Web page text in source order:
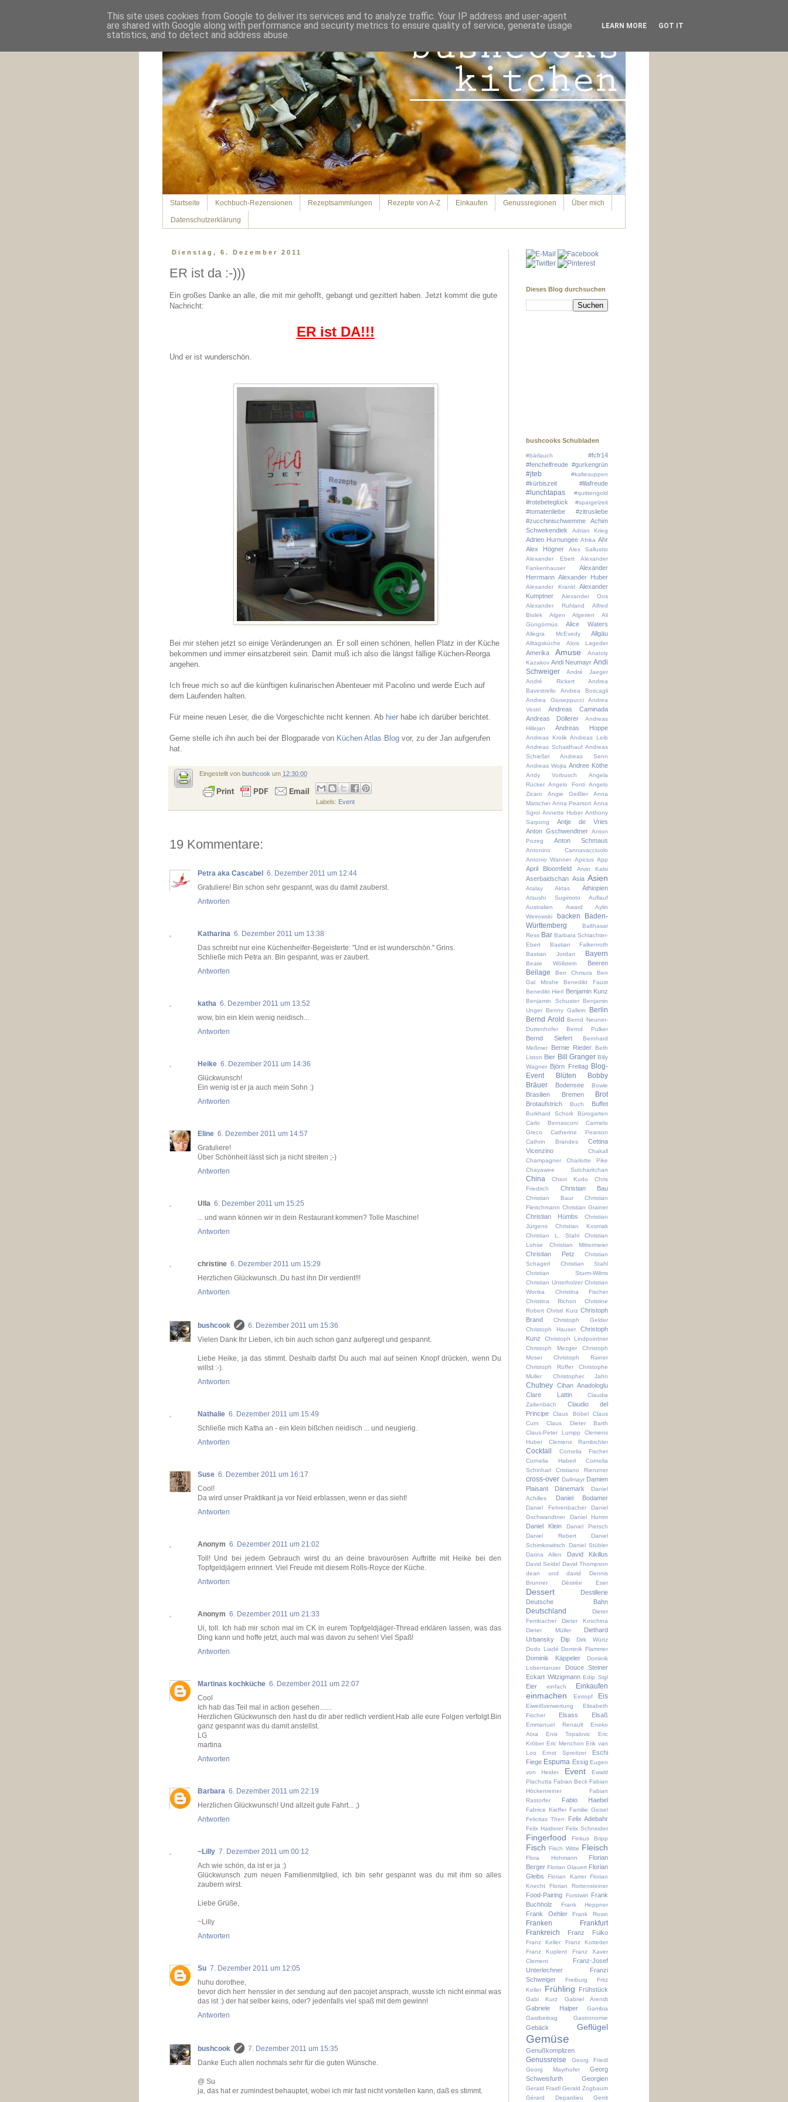
Startseite Kochbuch-Rezensionen Rezeptsammlungen Rezepte von A-Z Einkaufen Genussregionen Über mich
Datenschutzerklärung
Dienstag, 6. Dezember 2011
ER ist da :-)))
Ein großes Danke an alle, die mit mir gehofft, gebangt und gezittert haben. Jetzt kommt die gute
Nachricht:
ER ist DA!!!
Und er ist wunderschön.
Bei mir stehen jetzt so einige Veränderungen an. Er soll einen schönen, hellen Platz in der Küche
bekommen und immer einsatzbereit sein. Damit muß ich also die längst fällige Küchen-Reorga
angehen.
Ich freue mich so auf die künftigen kulinarischen Abenteuer mit Pacolino und werde Euch auf
dem Laufenden halten.
Für meine neuen Leser, die die Vorgeschichte nicht kennen. Ab hier habe ich darüber berichtet.
Gerne stelle ich ihn auch bei der Blogparade von Küchen Atlas Blog vor, zu der Jan aufgerufen
hat.
Eingestellt von bushcook um 12:30:00
Labels: Event
19 Kommentare:
Petra aka Cascabel 6. Dezember 2011 um 12:44
Gratuliere! Bin schon sehr gespannt, was du damit zauberst.
Antworten
Katharina 6. Dezember 2011 um 13:38
Das schreibt nur eine Küchenhelfer-Begeisterte: "Und er ist wunderschön." Grins.
Schließe mich Petra an. Bin gespannt, was er zaubert.
Antworten
katha 6. Dezember 2011 um 13:52
wow, bin ein klein wenig neidisch...
Antworten
Heike 6. Dezember 2011 um 14:36
Glückwunsch!
Ein wenig ist er ja auch mein Sohn :)
Antworten
Eline 6. Dezember 2011 um 14:57
Gratuliere!
Über Schönheit lässt sich ja nicht streiten ;-)
Antworten
Ulla 6. Dezember 2011 um 15:25
... und wann können wir in dein Restaurant kommen? Tolle Maschine!
Antworten
christine 6. Dezember 2011 um 15:29
Herzlichen Glückwunsch..Du hast ihn Dir verdient!!!
Antworten
bushcook
6. Dezember 2011 um 15:36
Vielen Dank Ihr Lieben, ich bin auch schon ganz aufgeregt und gespannt.
Liebe Heike, ja das stimmt. Deshalb darfst Du auch mal auf seinen Knopf drücken, wenn Du
willst :-).
Antworten
Nathalie 6. Dezember 2011 um 15:49
Schließe mich Katha an - ein klein bißchen neidisch ... und neugierig.
Antworten
Suse 6. Dezember 2011 um 16:17
Cool!
Da wird unser Praktikant ja vor Neid erblassen, wenn er das sieht!
Antworten
Anonym 6. Dezember 2011 um 21:02
Toll! Und bei jedem Gebrauch wirst du an deine bravourösen Auftritte mit Heike bei den
Topfgeldjägern erinnert. Viel Freude mit diesem Rolls-Royce der Küche.
Antworten
Anonym 6. Dezember 2011 um 21:33
Ui, toll. Ich hab mir schon mal im CK in eurem Topfgeldjäger-Thread erklären lassen, was das
Ding kann und hoffe jetzt, auch mal was davon zu sehen! Viel Spaß!
Antworten
Martinas kochküche 6. Dezember 2011 um 22:07
Cool
Ich hab das Teil mal in action gesehen.......
Herzlichen Glückwunsch den hast du dir aber redlich verdient.Hab alle eure Folgen verfolgt.Bin
ganz gespannt was du damit anstellst.
LG
martina
Antworten
Barbara 6. Dezember 2011 um 22:19
Herzlichen Glückwunsch! Und allzeit gute Fahrt... ;)
Antworten
~Lilly 7. Dezember 2011 um 00:12
Ach wie schön, da ist er ja :)
Glückwunsch zum neuen Familienmitglied, ich bin sehr gespannt was du mit ihm so alles
zaubern wirst.
Liebe Grüße,
~Lilly
Antworten
Su 7. Dezember 2011 um 12:05
huhu dorothee,
bevor dich herr henssler in der sendung auf den pacojet ansprach, wusste ich nicht einmal was
das ist :) der hat selber keins, oder? jedenfalls viel spaß mit dem gewinn!
Antworten
bushcook
7. Dezember 2011 um 15:35
Danke Euch allen nochmals sehr für die guten Wünsche.
@ Su
ja, das hat er zumindest behauptet, wobei ich mir fast nicht vorstellen kann, daß es stimmt.
Dieses Blog durchsuchen
bushcooks Schubladen
#bärlauch
#fcfr14
#fenchelfreude #gurkengrün
#jteb #kaltesuppen
#kürbiszeit #lilafreude
#lunchtapas #quittengold
#rotebeteglück #spargelzeit
#tomatenliebe
#zitrusliebe
#zucchinischwemme
Achim
Schwekendiek
Adrian Krieg
Adrien Hurnungee Afrika Ahr
Alex Högner
Alex Sallustio
Alexander Ebert
Alexander
Fankenhauser
Alexander
Herrmann Alexander Huber
Alexander Krankl
Alexander
Kumptner
Alexander Oos
Alexander Ruhland
Alfred
Biolek
Algen Algerien
Ali
Güngörmüs
Alice Waters
Allegra McEvedy Allgäu
Alltagsküche Alois Lageder
Amerika Amuse
Anatoly
Kazakov Andi Neumayr Andi
Schweiger
André Jaeger
André Rickert
Andrea
Bavestrello
Andrea Boscagli
Andrea Giuseppucci
Andrea
Vestri
Andreas Caminada
Andreas Döllerer
Andreas
Hillejan
Andreas Hoppe
Andreas Krolik Andreas Leib
Andreas Schaidhauf Andreas
Schießel
Andreas Senn
Andreas Wojta Andree Köthe
Andy Vorbusch
Angela
Rücker Angelo Fonti Angelo
Zicaro
Angie Geißler
Anna
Matscher Anna Pearson Anna
Sgroi Annette Huber Anthony
Sarpong
Antje de Vries
Anton Gschwendtner Anton
Pozeg
Anton Schmaus
Antonino Cannavacciuolo
Antonio Wanner Apicius App
April Bloomfield Arvin Kalsi
Aserbaidschan Asia Asien
Atalay Aktas Äthiopien
Atsushi Sugimoto
Auflauf
Australien
Award
Aylin
Weirowski
backen
Baden-
Württemberg
Balthasar
Ress Bar Barbara Schlachter-
Ebert
Bastian Falkenroth
Bastian Jordan
Bayern
Beate Wöllstein Beeren
Beilage Ben Chmura
Ben
Gal Moshe
Benedikt Faust
Benedikt Hierl Benjamin Kunz
Benjamin Schuster
Benjamin
Unger
Benny Gallein
Berlin
Bernd Arold Bernd Neuner-
Duttenhofer
Bernd Pulker
Bernd Siefert
Bernhard
Meßmer
Bernie Rieder
Beth
Liston Bier Bill Granger Billy
Wagner Björn Freitag Blog-
Event
Blüten
Bobby
Bräuer
Bodensee Bowle
Brasilien Bremen Brot
Brotaufstrich Buch Buffet
Burkhard Schork
Bürogarten
Carlo Bernasconi
Carmelo
Greco
Catherine Pearson
Cathrin Brandes
Cettina
Vicenzino
Chakall
Champagner
Charlotte Pike
Chayawee Sutcharitchan
China Chiori Kudo
Chris
Friedrich
Christian Bau
Christian Baur
Christian
Fleischmann Christian Grainer
Christian Hümbs
Christian
Jürgens
Christian Kosmak
Christian L. Stahl
Christian
Lohse
Christian Mittermeier
Christian Petz
Christian
Schagerl
Christian Stahl
Christian Sturm-Wilms
Christian Unterholzer Christian
Wonka
Christina Fischer
Christina Richon
Christine
Robert Christl Kurz Christoph
Brand
Christoph Gelder
Christoph Hauser
Christoph
Kunz
Christoph Lindpointner
Christoph Mezger
Christoph
Moser
Christoph Rainer
Christoph Rüffer
Christophe
Muller
Christopher Jahn
Chutney Cihan Anadologlu
Clare Lattin
Claudia
Zaltenbach
Claudio del
Principe
Claus Böbel
Claus
Curn
Claus Dieter Barth
Claus-Peter Lumpp
Clemens
Huber
Clemens Rambichler
Cocktail
Cornelia Fischer
Cornelia Haberl
Cornelia
Schinharl
Cristiano Rienzner
cross-over Dallmayr Damien
Plaisant
Dänemark
Daniel
Achilles
Daniel Bodamer
Daniel Fehrenbacher
Daniel
Gschwandtner
Daniel Humm
Daniel Klein
Daniel Pietsch
Daniel Rebert
Daniel
Schimkowitsch
Daniel Stübler
Darina Allen
David Kikillus
David Seidel David Thompson
dean und david
Dennis
Brunner
Désirée Eser
Dessert
Destillerie
Deutsche Bahn
Deutschland
Dieter
Fembacher
Dieter Koschina
Dieter Müller
Diethard
Urbansky
Dip
Dirk Würtz
Dodo Liadé Dominik Flammer
Dominik Käppeler
Dominik
Lobentanzer
Douce Steiner
Eckart Witzigmann Edip Sigl
Eier einfach Einkaufen
einmachen Eintopf Eis
Eiweißverwertung
Elisabeth
Fischer
Elsass Elsaß
Emmanuel Renault
Eneko
Atxa
Enis Topalovic
Eric
Kröber Eric Menchon Erik van
Loo
Ernst Spreitzer
Eschi
Fiege Espuma Essig Eugen
von Heider
Event
Ewald
Plachutta Fabian Beck Fabian
Höckenreiner
Fabian
Rastorfer
Fabio Haebel
Fabrice Kieffer Familie Geisel
Felicitas Then
Felix Adebahr
Felix Haiderer Felix Schneider
Fingerfood Finkus Bripp
Fisch Fisch Witte Fleisch
Flora Hohmann
Florian
Berger Florian Glauert Florian
Gleibs
Florian Karrer
Florian
Knecht
Florian Rottensteiner
Food-Pairing Forstwirt Frank
Buchholz
Frank Heppner
Frank Oehler Frank Rosin
Franken
Frankfurt
Frankreich
Franz Fuiko
Franz Keller
Franz Kotteder
Franz Kuplent
Franz Xaver
Clement
Franz-Josef
Unterlechner
Franzi
Schweiger
Freiburg
Fritz
Keller
Frühling Frühstück
Gabi Kurz Gabriel Arendt
Gabriele Halper
Gambia
Gastbeitrag
Gastronomie
Gebäck Geflügel
Gemüse
Genußkomplizen
Genussreise
Georg Friedl
Georg Mayrhofer
Georg
Schweisfurth
Georgien
Gerald Fraidl Gerald Zogbaum
Gérard Depardieu
Gerrit
This site uses cookies from Google to deliver its services and to analyze traffic. Your IP address and user-agent
are shared with Google along with performance and security metrics to ensure quality of service, generate usage
statistics, and to detect and address abuse.
LEARN MORE GOT IT